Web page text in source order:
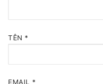
TÊN *
EMAIL *